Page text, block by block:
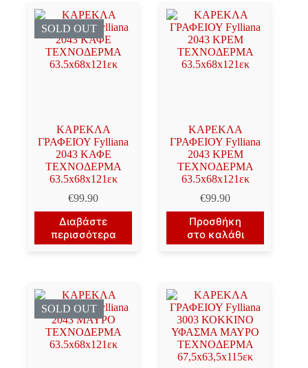
SOLD OUT
ΚΑΡΕΚΛΑ
ΓΡΑΦΕΙΟΥ Fylliana
2043 ΚΑΦΕ
ΤΕΧΝΟΔΕΡΜΑ
63.5x68x121εκ
€99.90
Διαβάστε
περισσότερα
ΚΑΡΕΚΛΑ
ΓΡΑΦΕΙΟΥ Fylliana
2043 ΚΡΕΜ
ΤΕΧΝΟΔΕΡΜΑ
63.5x68x121εκ
€99.90
Προσθήκη
στο καλάθι
SOLD OUT